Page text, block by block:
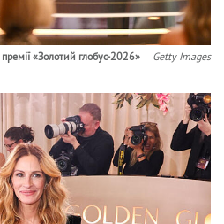
«Золотий глобус-2026» Getty Images